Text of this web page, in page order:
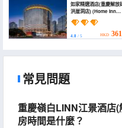
如家精選酒店(重慶解放
洪崖洞店) (Home Inn
Plus (Chongqing
Jiefangbei
Hongyadong Branch))
4.8 / 5 HKD
常見問題
重慶嶺白LINN江景酒店
房時間是什麼？